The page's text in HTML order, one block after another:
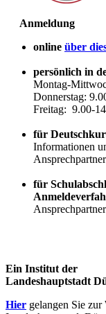
Anmeldung
online über
persönlich in
Montag-
Donnerstag:
Freitag: 9.00-
für
Informationen
für
Ein Institut der
Landeshauptstadt
Hier gelangen Sie zur